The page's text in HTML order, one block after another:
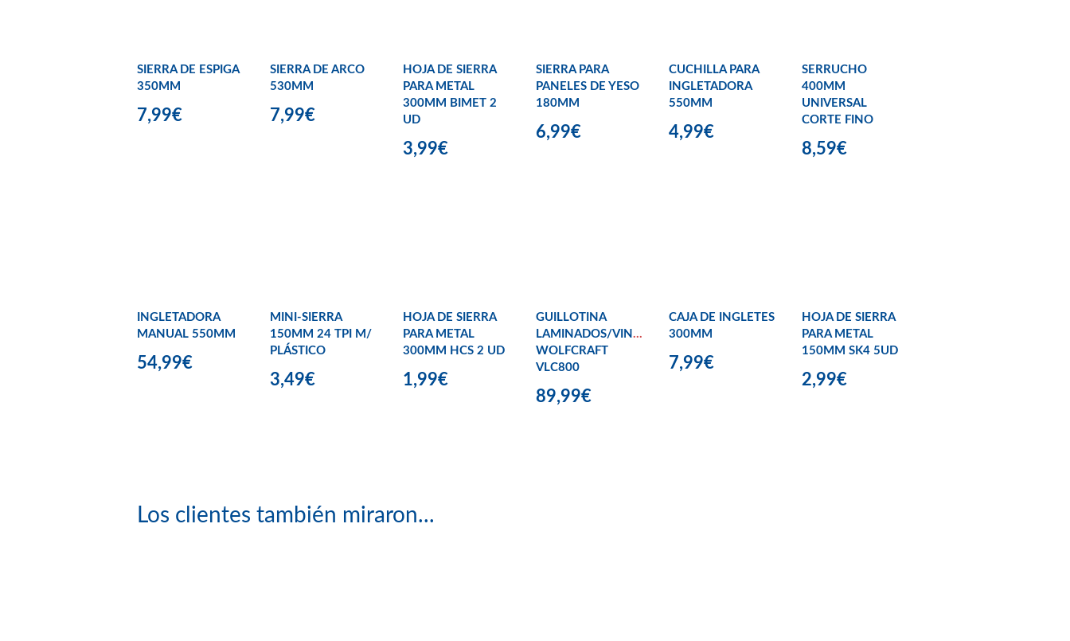
SIERRA DE ESPIGA
350MM
7,99€
SIERRA DE ARCO
530MM
7,99€
HOJA DE SIERRA
PARA METAL
300MM BIMET 2
UD
3,99€
SIERRA PARA
PANELES DE YESO
180MM
6,99€
CUCHILLA PARA
INGLETADORA
550MM
4,99€
SERRUCHO
400MM
UNIVERSAL
CORTE FINO
8,59€
INGLETADORA
MANUAL 550MM
54,99€
MINI-SIERRA
150MM 24 TPI M/
PLÁSTICO
3,49€
HOJA DE SIERRA
PARA METAL
300MM HCS 2 UD
1,99€
GUILLOTINA
LAMINADOS/VINILOS
WOLFCRAFT
VLC800
89,99€
CAJA DE INGLETES
300MM
7,99€
HOJA DE SIERRA
PARA METAL
150MM SK4 5UD
2,99€
Los clientes también miraron...